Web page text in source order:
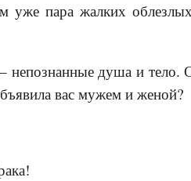
уже пара жалких
непознанные душа и тело.
вас мужем и женой?